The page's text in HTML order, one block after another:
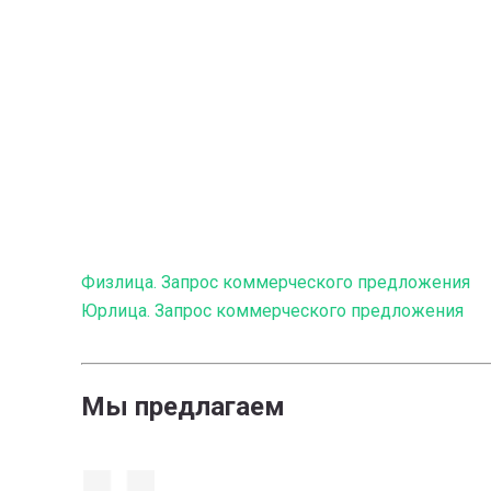
Физлица. Запрос коммерческого предложения
Юрлица. Запрос коммерческого предложения
Мы предлагаем